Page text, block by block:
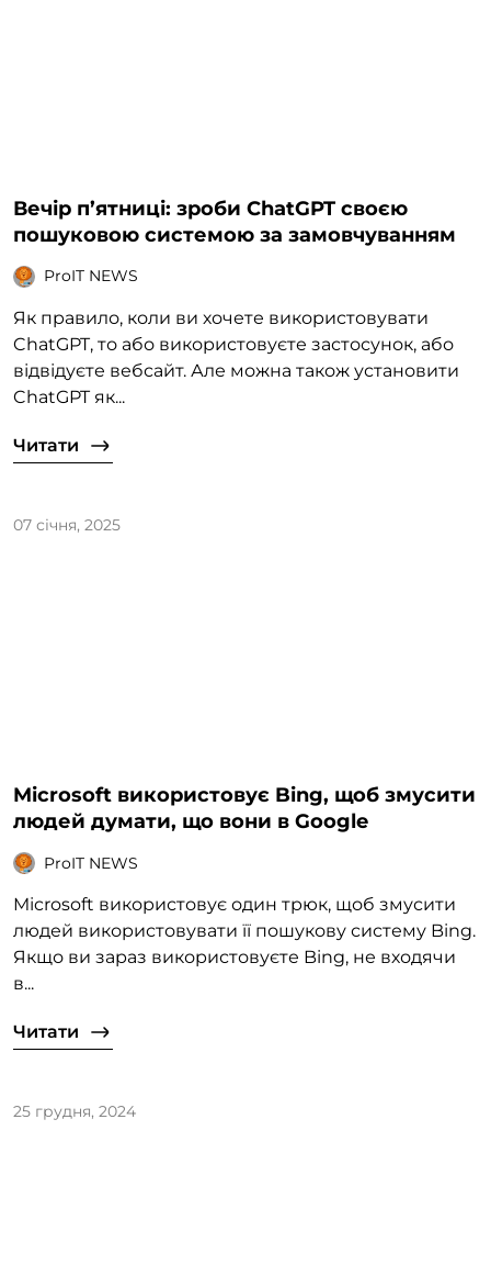
Вечір п’ятниці: зроби ChatGPT своєю
пошуковою системою за замовчуванням
ProIT NEWS
Як правило, коли ви хочете використовувати
ChatGPT, то або використовуєте застосунок, або
відвідуєте вебсайт. Але можна також установити
ChatGPT як...
Читати
07 січня, 2025
Microsoft використовує Bing, щоб змусити
людей думати, що вони в Google
ProIT NEWS
Microsoft використовує один трюк, щоб змусити
людей використовувати її пошукову систему Bing.
Якщо ви зараз використовуєте Bing, не входячи
в...
Читати
25 грудня, 2024